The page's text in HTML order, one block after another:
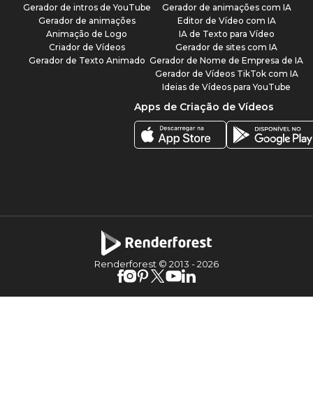
Gerador de intros de YouTube
Gerador de animações
Animação de Logo
Criador de Vídeos
Gerador de Texto Animado
Gerador de animações com IA
Editor de Vídeo com IA
IA de Texto para Vídeo
Gerador de sites com IA
Gerador de Nome de Empresa de IA
Gerador de Vídeos TikTok com IA
Ideias de Vídeos para YouTube
Apps de Criação de Vídeos
Renderforest © 2013 -2026